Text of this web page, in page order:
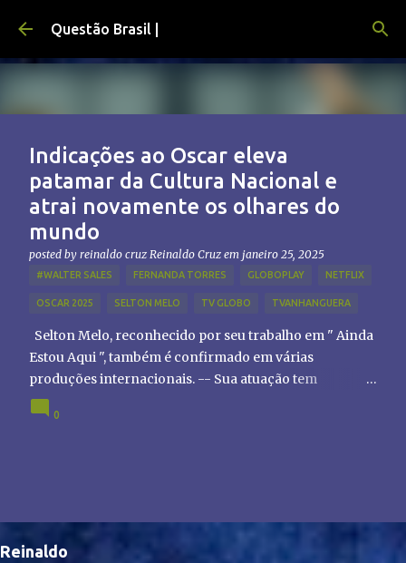
Pular para o conteúdo principal
Questão Brasil |
Indicações ao Oscar eleva
patamar da Cultura Nacional e
atrai novamente os olhares do
mundo
posted by reinaldo cruz Reinaldo Cruz em janeiro 25, 2025
#WALTER SALES FERNANDA TORRES GLOBOPLAY NETFLIX
OSCAR 2025 SELTON MELO TV GLOBO TVANHANGUERA
Selton Melo, reconhecido por seu trabalho em " Ainda
Estou Aqui ", também é confirmado em várias
produções internacionais. -- Sua atuação tem
chamado atenção de diretores e produtores fora do
Brasil, abrindo portas para novas oportunidades no
0
Reinaldo